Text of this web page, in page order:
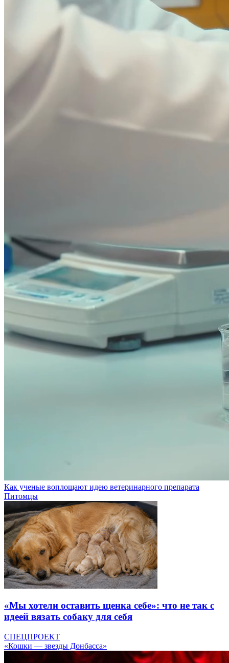
Как ученые воплощают идею ветеринарного препарата
Питомцы
«Мы хотели оставить щенка себе»: что не так с
идеей вязать собаку для себя
СПЕЦПРОЕКТ
«Кошки — звезды Донбасса»